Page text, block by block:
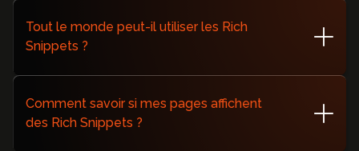
des données structurées (étoiles, prix, FAQ…).
Tout le monde peut-il utiliser les Rich
Snippets ?
supporté (article, produit, FAQ, etc.) et que vous ajoutez
les balises schema.org.
Comment savoir si mes pages affichent
des Rich Snippets ?